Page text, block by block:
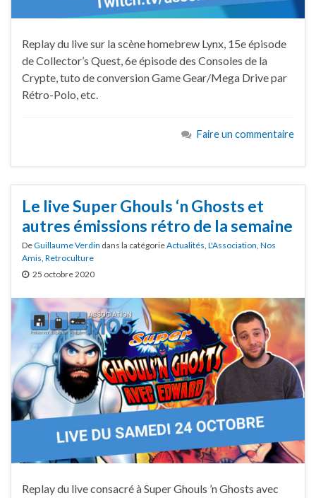
Replay du live sur la scène homebrew Lynx, 15e épisode
de Collector’s Quest, 6e épisode des Consoles de la
Crypte, tuto de conversion Game Gear/Mega Drive par
Rétro-Polo, etc.
Faire un commentaire
Le live Super Ghouls ‘n Ghosts et
autres émissions rétro de la semaine
DeGuillaume Verdin dans la catégorieActualités L'Association Nos
Amis Retroculture
25 octobre 2020
Replay du live consacré à Super Ghouls ’n Ghosts avec